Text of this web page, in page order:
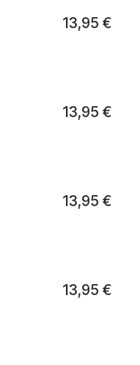
13,95€
13,95€
13,95€
13,95€